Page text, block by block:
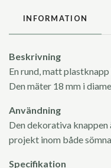
INFORMATION
Beskrivning
En rund, matt plastknapp
Den mäter 18 mm i
Användning
Den dekorativa
projekt inom både
Specifikation